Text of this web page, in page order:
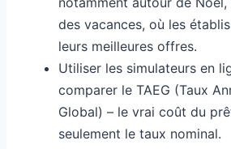
des vacances, où les
leurs meilleures offres.
Utiliser les simulateurs en
comparer le TAEG (Taux
Global) – le vrai coût du
seulement le taux nominal.